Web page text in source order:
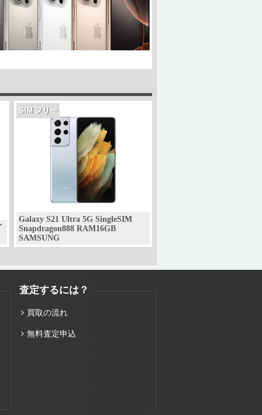
SIM フリー
Galaxy S21 Ultra 5G SingleSIM
Snapdragon888 RAM16GB
SAMSUNG
査定するには？
買取の流れ
無料査定申込